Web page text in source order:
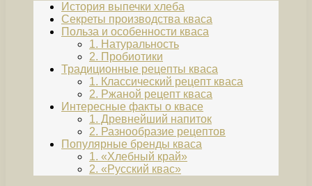
История выпечки хлеба
Секреты производства кваса
Польза и особенности кваса
1. Натуральность
2. Пробиотики
Традиционные рецепты кваса
1. Классический рецепт кваса
2. Ржаной рецепт кваса
Интересные факты о квасе
1. Древнейший напиток
2. Разнообразие рецептов
Популярные бренды кваса
1. «Хлебный край»
2. «Русский квас»